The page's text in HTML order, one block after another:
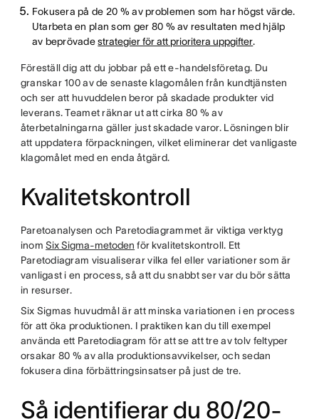
Fokusera på de 20 % av problemen som har högst värde.
Utarbeta en plan som ger 80 % av resultaten med hjälp
av beprövadestrategier för att prioritera uppgifter.
Föreställ dig att du jobbar på ett e-handelsföretag. Du
granskar 100 av de senaste klagomålen från kundtjänsten
och ser att huvuddelen beror på skadade produkter vid
leverans. Teamet räknar ut att cirka 80 % av
återbetalningarna gäller just skadade varor. Lösningen blir
att uppdatera förpackningen, vilket eliminerar det vanligaste
klagomålet med en enda åtgärd.
Kvalitetskontroll
Paretoanalysen och Paretodiagrammet är viktiga verktyg
inomSix Sigma-metoden för kvalitetskontroll. Ett
Paretodiagram visualiserar vilka fel eller variationer som är
vanligast i en process, så att du snabbt ser var du bör sätta
in resurser.
Six Sigmas huvudmål är att minska variationen i en process
för att öka produktionen. I praktiken kan du till exempel
använda ett Paretodiagram för att se att tre av tolv feltyper
orsakar 80 % av alla produktionsavvikelser, och sedan
fokusera dina förbättringsinsatser på just de tre.
Så identifierar du 80/20-